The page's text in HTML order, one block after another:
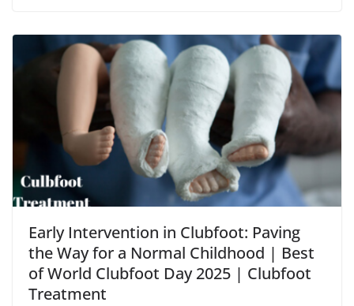
Early Intervention in Clubfoot: Paving
the Way for a Normal Childhood | Best
of World Clubfoot Day 2025 | Clubfoot
Treatment